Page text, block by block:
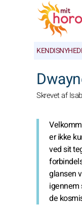
Skrevet af
er ikke
ved sit
glansen
igennem
de